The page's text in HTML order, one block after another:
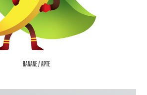
Banane / Apte